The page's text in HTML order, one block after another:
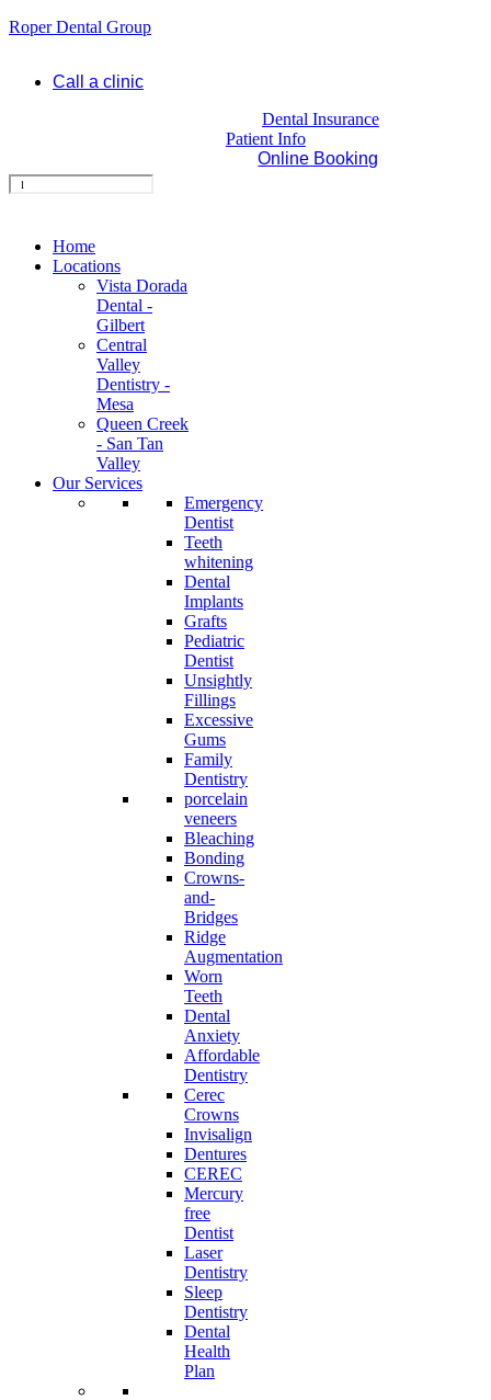
Roper Dental Group
Call a clinic
Dental Insurance
Patient Info
Online Booking
Home
Locations
Vista Dorada
Dental -
Gilbert
Central
Valley
Dentistry -
Mesa
Queen Creek
- San Tan
Valley
Our Services
Emergency
Dentist
Teeth
whitening
Dental
Implants
Grafts
Pediatric
Dentist
Unsightly
Fillings
Excessive
Gums
Family
Dentistry
porcelain
veneers
Bleaching
Bonding
Crowns-
and-
Bridges
Ridge
Augmentation
Worn
Teeth
Dental
Anxiety
Affordable
Dentistry
Cerec
Crowns
Invisalign
Dentures
CEREC
Mercury
free
Dentist
Laser
Dentistry
Sleep
Dentistry
Dental
Health
Plan